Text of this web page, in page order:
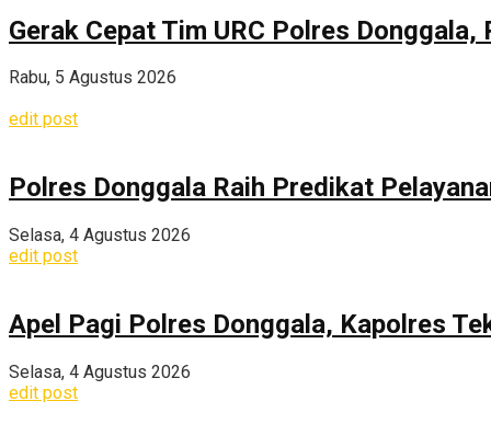
Gerak Cepat Tim URC Polres
Rabu, 5 Agustus 2026
edit post
Polres Donggala Raih Predikat
Selasa, 4 Agustus 2026
edit post
Apel Pagi Polres Donggala, Kapolres
Selasa, 4 Agustus 2026
edit post